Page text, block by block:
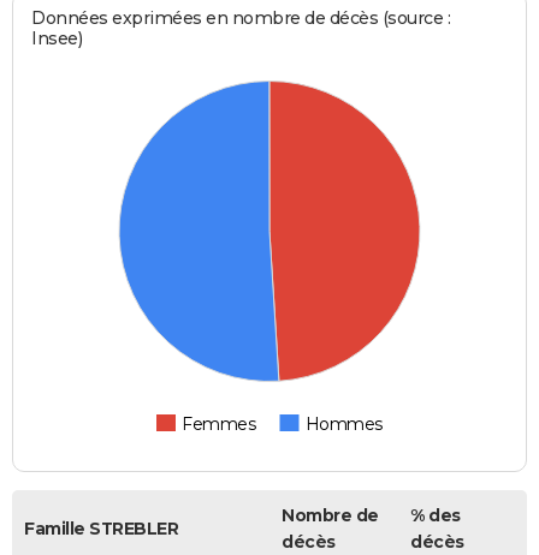
Données exprimées en nombre de décès (source :
Insee)
Femmes Hommes
Famille STREBLER
Nombre de
décès
% des
décès